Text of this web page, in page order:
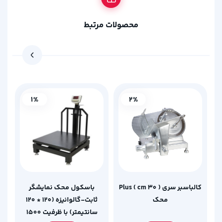
محصولات مرتبط
کالباسبر سری Plus ( cm 30 )
محک
2%
باسکول محک نمایشگر
ثابت-گالوانیزه (120 * 120
سانتیمتر) با ظرفیت 1500
1%